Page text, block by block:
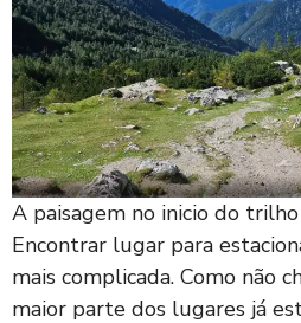
A paisagem no inicio do trilho
Encontrar lugar para
mais complicada. Como não
maior parte dos lugares já